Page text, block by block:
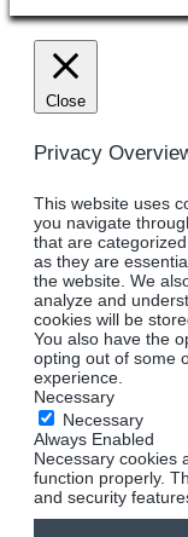
Close
Privacy
This website uses
you navigate
that are
as they are
the website. We
analyze and
cookies will be
You also have the
opting out of some
experience.
Necessary
Necessary
Always Enabled
Necessary cookies
function properly.
and security